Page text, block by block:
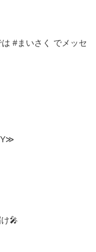
#まいさく でメッセ
🎤